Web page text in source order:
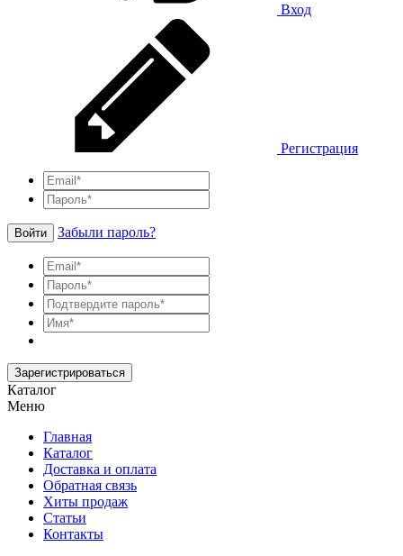
Вход
Регистрация
Войти Забыли пароль?
Зарегистрироваться
Каталог
Меню
Главная
Каталог
Доставка и оплата
Обратная связь
Хиты продаж
Статьи
Контакты